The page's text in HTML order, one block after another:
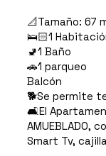
📐Tamaño: 67
🛌🏻1
🚽1 Baño
🚗1 parqueo
Balcón
🐕Se permite
🛋️El
AMUEBLADO,
Smart Tv,